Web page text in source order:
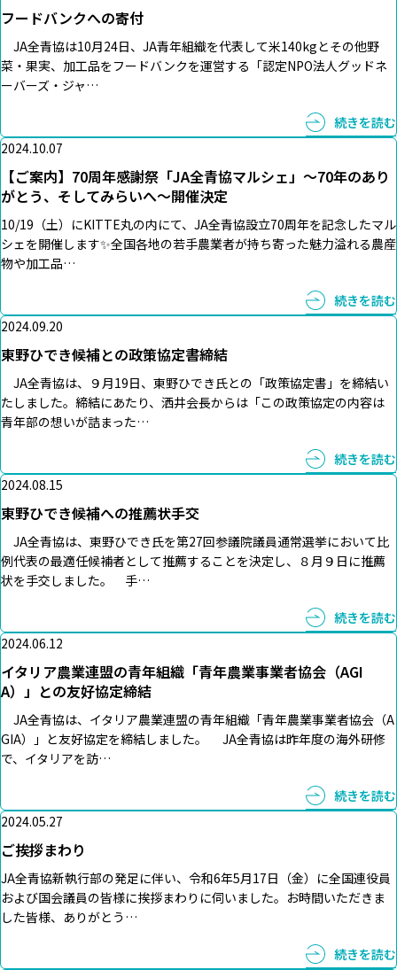
フードバンクへの寄付
JA全青協は10月24日、JA青年組織を代表して米140kgとその他野
菜・果実、加工品をフードバンクを運営する「認定NPO法人グッドネ
ーバーズ・ジャ…
続きを読む
2024.10.07
【ご案内】70周年感謝祭「JA全青協マルシェ」～70年のあり
がとう、そしてみらいへ～開催決定
10/19（土）にKITTE丸の内にて、JA全青協設立70周年を記念したマル
シェを開催します✨全国各地の若手農業者が持ち寄った魅力溢れる農産
物や加工品…
続きを読む
2024.09.20
東野ひでき候補との政策協定書締結
JA全青協は、９月19日、東野ひでき氏との「政策協定書」を締結い
たしました。締結にあたり、洒井会長からは「この政策協定の内容は
青年部の想いが詰まった…
続きを読む
2024.08.15
東野ひでき候補への推薦状手交
JA全青協は、東野ひでき氏を第27回参議院議員通常選挙において比
例代表の最適任候補者として推薦することを決定し、８月９日に推薦
状を手交しました。 手…
続きを読む
2024.06.12
イタリア農業連盟の青年組織「青年農業事業者協会（AGI
A）」との友好協定締結
JA全青協は、イタリア農業連盟の青年組織「青年農業事業者協会（A
GIA）」と友好協定を締結しました。 JA全青協は昨年度の海外研修
で、イタリアを訪…
続きを読む
2024.05.27
ご挨拶まわり
JA全青協新執行部の発足に伴い、令和6年5月17日（金）に全国連役員
および国会議員の皆様に挨拶まわりに伺いました。お時間いただきま
した皆様、ありがとう…
続きを読む